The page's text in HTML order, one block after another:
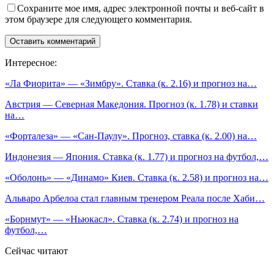
Сохраните мое имя, адрес электронной почты и веб-сайт в
этом браузере для следующего комментария.
Интересное:
«Ла Фиорита» — «Зимбру». Ставка (к. 2.16) и прогноз на…
Австрия — Северная Македония. Прогноз (к. 1.78) и ставки
на…
«Форталеза» — «Сан-Паулу». Прогноз, ставка (к. 2.00) на…
Индонезия — Япония. Ставка (к. 1.77) и прогноз на футбол,…
«Оболонь» — «Динамо» Киев. Ставка (к. 2.58) и прогноз на…
Альваро Арбелоа стал главным тренером Реала после Хаби…
«Борнмут» — «Ньюкасл». Ставка (к. 2.74) и прогноз на
футбол,…
Сейчас читают